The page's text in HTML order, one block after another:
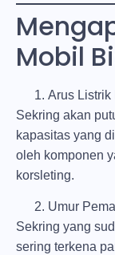
Mobil
Arus Listrik
Sekring akan
kapasitas yang
oleh komponen
korsleting.
Umur
Sekring yang
sering terkena